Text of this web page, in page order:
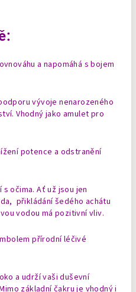
a napomáhá s bojem
vývoje nenarozeného
Vhodný jako amulet pro
potence a odstranění
očima. Ať už jsou jen
přikládání šedého achátu
vodou má pozitivní vliv.
přírodní léčivé
a udrží vaši duševní
základní čakru je vhodný i